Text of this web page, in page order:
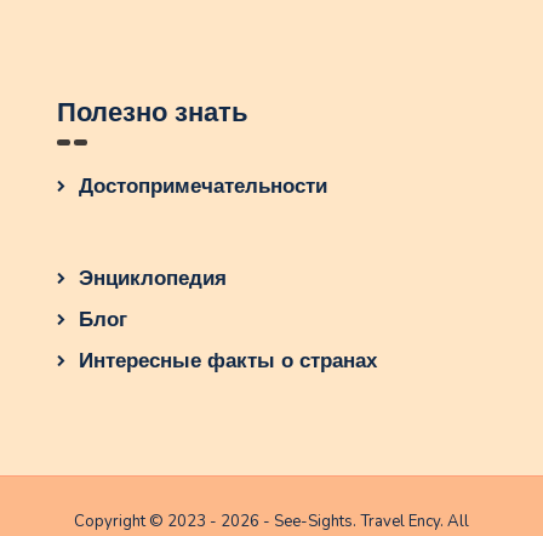
Полезно знать
Достопримечательности
Энциклопедия
Блог
Интересные факты о странах
Copyright © 2023 - 2026 - See-Sights. Travel Ency. All